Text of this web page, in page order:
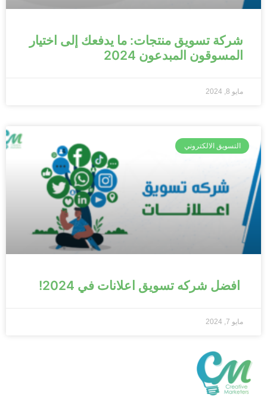
شركة تسويق منتجات: ما يدفعك إلى اختيار
المسوقون المبدعون 2024
مايو 8, 2024
التسويق الالكتروني
افضل شركه تسويق اعلانات في 2024!
مايو 7, 2024